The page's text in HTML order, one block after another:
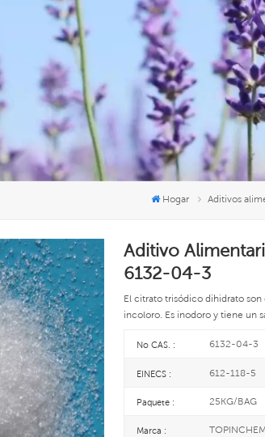
Hogar Aditivos
Aditivo
6132-04-3
El citrato trisódico dihidrato
incoloro. Es inodoro y tiene un
No CAS. : 6132-04-3
EINECS : 612-118-5
Paquete : 25KG/BAG
Marca :